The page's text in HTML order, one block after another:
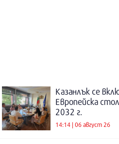
Казанлък се
Европейска
2032 г.
14:14 | 06 август 26